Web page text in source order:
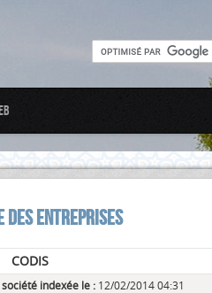
DES ENTREPRISES
CODIS
société indexée le : 12/02/2014 04:31